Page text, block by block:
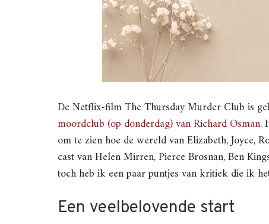
De Netflix-film The Thursday Murder Club is
moordclub (op donderdag) van Richard Osman.
om te zien hoe de wereld van Elizabeth, Joyce,
cast van Helen Mirren, Pierce Brosnan, Ben
toch heb ik een paar puntjes van kritiek die ik
Een veelbelovende start